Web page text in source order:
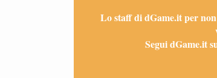
Lo staff di dGame.it per
Segui dGame.it